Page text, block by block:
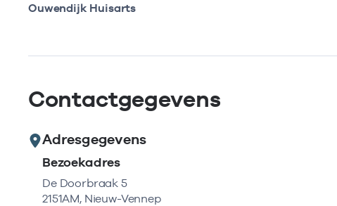
Ouwendijk Huisarts
Contactgegevens
Adresgegevens
Bezoekadres
De Doorbraak 5
2151AM, Nieuw-Vennep